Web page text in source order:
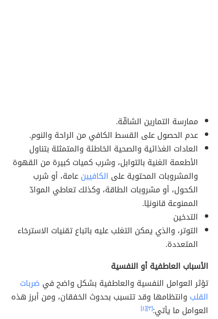
ممارسة التمارين الشاقّة.
عدم الحصول على القسط الكافي من الراحة والنوم.
العادات الغذائية والصحية الخاطئة والمتمثلة بتناول
الأطعمة الغنية بالتوابل، وشرب كميات كبيرة من القهوة
والمشروبات المحتوية على الكافيينعامة، أو شرب
الكحول، أو مشروبات الطاقة، وكذلك تعاطي الموادّ
الممنوعة قانونيًا.
التدخين
التوتر، والذي يمكن التغلب عليه باتباع تقنيات الاسترخاء
المتعددة.
الأسباب العاطفية أو النفسية
تؤثر العوامل النفسية والعاطفية بشكل واضح في ضربات
القلب وانتظامها وقد تتسبب بحدوث الخفقان، ومن أبرز هذه
العوامل ما يأتي:[٣] [٤]